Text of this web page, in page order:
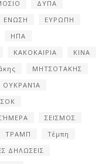
ΔΥΠΑ
ΕΝΩΣΗ
ΕΥΡΩΠΗ
ΗΠΑ
ΚΑΚΟΚΑΙΡΙΑ
ΚΙΝΑ
ΜΗΤΣΟΤΑΚΗΣ
ΟΥΚΡΑΝΊΑ
ΣΕΙΣΜΟΣ
ΤΡΑΜΠ
Τέμπη
ΔΗΛΩΣΕΙΣ